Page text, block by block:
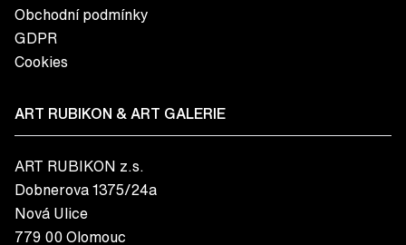
Obchodní podmínky
GDPR
Cookies
ART RUBIKON & ART GALERIE
ART RUBIKON z.s.
Dobnerova 1375/24a
Nová Ulice
779 00 Olomouc